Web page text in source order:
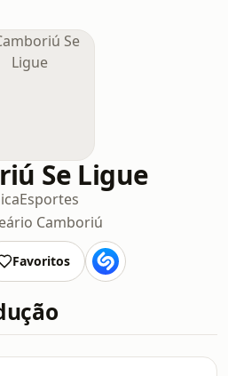
Se Ligue
Esportes
Camboriú
Favoritos